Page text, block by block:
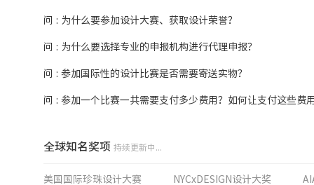
问 : 为什么要参加设计大赛、获取设计荣誉？
问 : 为什么要选择专业的申报机构进行代理申报？
问 : 参加国际性的设计比赛是否需要寄送实物？
问 : 参加一个比赛一共需要支付多少费用？如何让支付这些费
全球知名奖项 持续更新中...
美国国际珍珠设计大赛 NYCxDESIGN设计大奖